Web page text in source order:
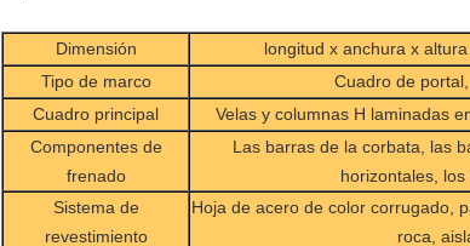
Dimensión
longitud x anchura x
Tipo de marco
Cuadro de
Cuadro principal
Velas y columnas H laminadas
Componentes de
frenado
Las barras de la corbata, las
horizontales,
Sistema de
revestimiento
Hoja de acero de color corrugado,
roca,